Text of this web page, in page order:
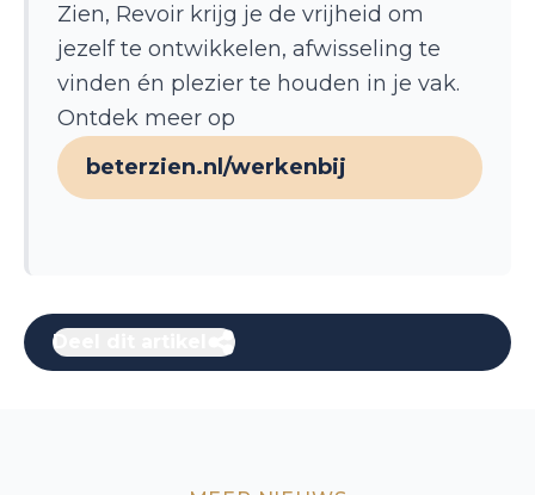
Zien, Revoir krijg je de vrijheid om
jezelf te ontwikkelen, afwisseling te
vinden én plezier te houden in je vak.
Ontdek meer op
beterzien.nl/werkenbij
Deel dit artikel